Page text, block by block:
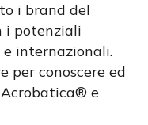
i brand del
i potenziali
internazionali.
per conoscere ed
e